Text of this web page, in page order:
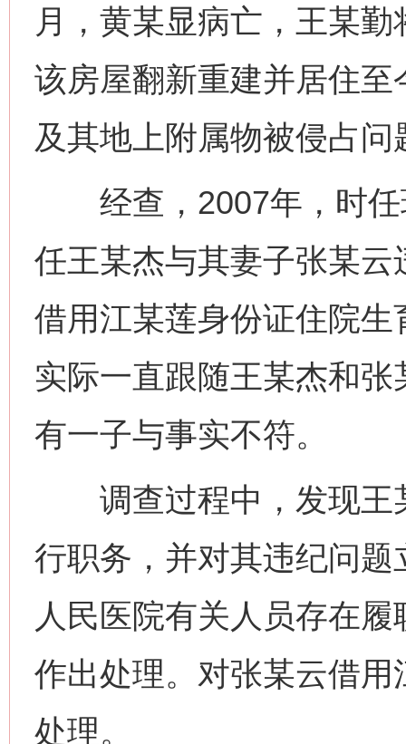
月，黄某显病亡，王某
该房屋翻新重建并居住至
及其地上附属物被侵占问
经查，2007年，时任
任王某杰与其妻子张某
借用江某莲身份证住院
实际一直跟随王某杰和
有一子与事实不符。
调查过程中，发现王
行职务，并对其违纪问
人民医院有关人员存在
作出处理。对张某云借
处理。